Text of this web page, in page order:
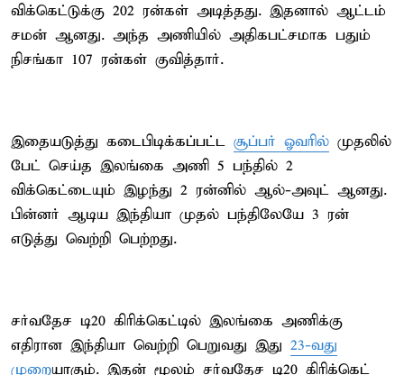
விக்கெட்டுக்கு 202 ரன்கள் அடித்தது. இதனால் ஆட்டம்
சமன் ஆனது. அந்த அணியில் அதிகபட்சமாக பதும்
நிசங்கா 107 ரன்கள் குவித்தார்.
இதையடுத்து கடைபிடிக்கப்பட்ட சூப்பர் ஓவரில் முதலில்
பேட் செய்த இலங்கை அணி 5 பந்தில் 2
விக்கெட்டையும் இழந்து 2 ரன்னில் ஆல்-அவுட் ஆனது.
பின்னர் ஆடிய இந்தியா முதல் பந்திலேயே 3 ரன்
எடுத்து வெற்றி பெற்றது.
சர்வதேச டி20 கிரிக்கெட்டில் இலங்கை அணிக்கு
எதிரான இந்தியா வெற்றி பெறுவது இது 23-வது
முறையாகும். இதன் மூலம் சர்வதேச டி20 கிரிக்கெட்